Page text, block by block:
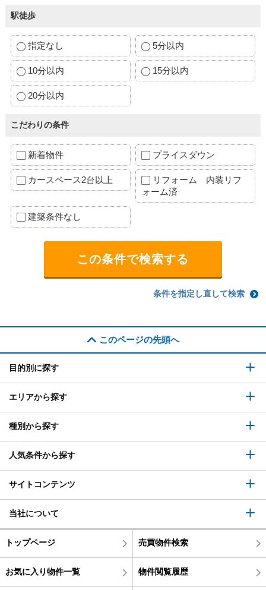
駅徒歩
指定なし 5分以内
10分以内 15分以内
20分以内
こだわりの条件
新着物件 プライスダウン
カースペース2台以上
リフォーム 内装リフ
ォーム済
建築条件なし
条件を指定し直して検索
このページの先頭へ
目的別に探す
エリアから探す
種別から探す
人気条件から探す
サイトコンテンツ
当社について
トップページ 売買物件検索
お気に入り物件一覧 物件閲覧履歴